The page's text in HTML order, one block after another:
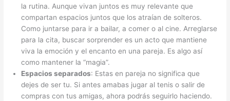
la rutina. Aunque vivan juntos es muy relevante que
compartan espacios juntos que los atraían de solteros.
Como juntarse para ir a bailar, a comer o al cine. Arreglarse
para la cita, buscar sorprender es un acto que mantiene
viva la emoción y el encanto en una pareja. Es algo así
como mantener la “magia”.
Espacios separados: Estas en pareja no significa que
dejes de ser tu. Si antes amabas jugar al tenis o salir de
compras con tus amigas, ahora podrás seguirlo haciendo.